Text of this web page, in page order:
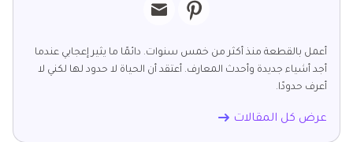
أعمل بالقطعة منذ أكثر من خمس سنوات. دائمًا ما يثير إعجابي عندما
أجد أشياء جديدة وأحدث المعارف. أعتقد أن الحياة لا حدود لها لكني لا
أعرف حدودًا.
عرض كل المقالات